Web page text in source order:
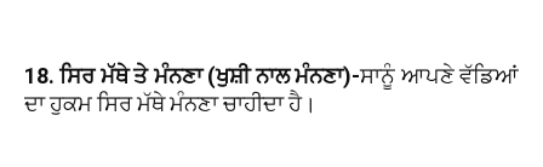
18. ਸਿਰ ਮੱਥੇ ਤੇ ਮੰਨਣਾ (ਖੁਸ਼ੀ ਨਾਲ ਮੰਨਣਾ)-ਸਾਨੂੰ ਆਪਣੇ ਵੱਡਿਆਂ
ਦਾ ਹੁਕਮ ਸਿਰ ਮੱਥੇ ਮੰਨਣਾ ਚਾਹੀਦਾ ਹੈ।